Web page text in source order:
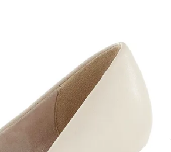
Přes Facebook
Přes Seznam